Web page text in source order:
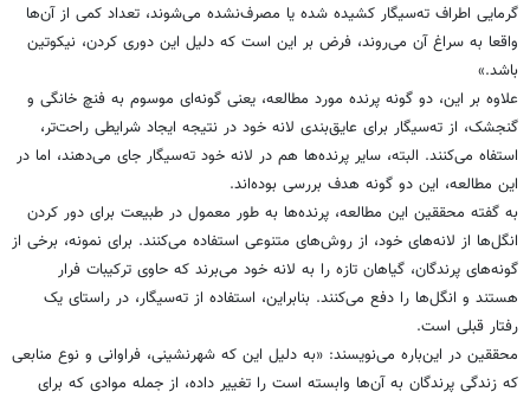
گرمایی اطراف ته‌سیگار کشیده شده یا مصرف‌نشده می‌شوند، تعداد کمی از آن‌ها
واقعا به سراغ آن می‌روند،‌ فرض بر این است که دلیل این دوری کردن،‌ نیکوتین
باشد.»
علاوه بر این، دو گونه پرنده مورد مطالعه، یعنی گونه‌ای موسوم به فنچ خانگی و
گنجشک، از ته‌سیگار برای عایق‌بندی لانه خود در نتیجه ایجاد شرایطی راحت‌تر،
استفاه می‌کنند. البته، سایر پرنده‌ها هم در لانه خود ته‌سیگار جای می‌دهند، اما در
این مطالعه، این دو گونه هدف بررسی بوده‌اند.
به گفته محققین این مطالعه، پرنده‌ها به طور معمول در طبیعت برای دور کردن
انگل‌ها از لانه‌های خود،‌ از روش‌های متنوعی استفاده می‌کنند. برای نمونه، برخی از
گونه‌های پرندگان، گیاهان تازه را به لانه خود می‌برند که حاوی ترکیبات فرار
هستند و انگل‌ها را دفع می‌کنند. بنابراین، استفاده از ته‌سیگار، ‌در راستای یک
رفتار قبلی است.
محققین در این‌باره می‌نویسند: «به دلیل این که شهرنشینی، ‌فراوانی و نوع منابعی
که زندگی پرندگان به آن‌ها وابسته است را تغییر داده، از جمله موادی که برای